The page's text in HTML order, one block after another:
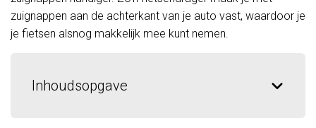
zuignappen aan de achterkant van je auto vast, waardoor je
je fietsen alsnog makkelijk mee kunt nemen.
Inhoudsopgave